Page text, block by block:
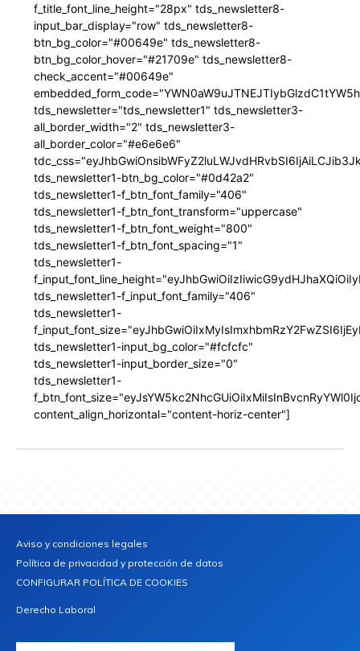
f_title_font_line_height="28px" tds_newsletter8-
input_bar_display="row" tds_newsletter8-
btn_bg_color="#00649e" tds_newsletter8-
btn_bg_color_hover="#21709e" tds_newsletter8-
check_accent="#00649e"
tds_newsletter="tds_newsletter1" tds_newsletter3-
all_border_width="2" tds_newsletter3-
all_border_color="#e6e6e6"
tds_newsletter1-btn_bg_color="#0d42a2"
tds_newsletter1-f_btn_font_family="406"
tds_newsletter1-f_btn_font_transform="uppercase"
tds_newsletter1-f_btn_font_weight="800"
tds_newsletter1-f_btn_font_spacing="1"
tds_newsletter1-
tds_newsletter1-f_input_font_family="406"
tds_newsletter1-
tds_newsletter1-input_bg_color="#fcfcfc"
tds_newsletter1-input_border_size="0"
tds_newsletter1-
content_align_horizontal="content-horiz-center"]
Aviso y condiciones legales
Política de privacidad y protección de datos
CONFIGURAR POLÍTICA DE COOKIES
Derecho Laboral